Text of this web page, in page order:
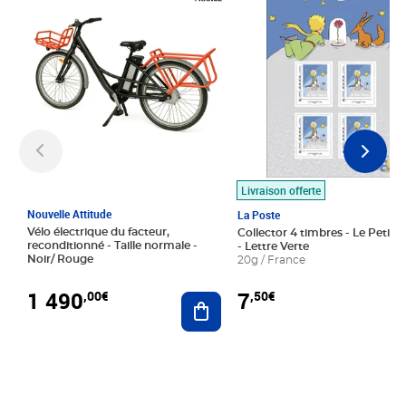
Nouvelle Attitude
Vélo électrique du facteur,
reconditionné - Taille normale -
Noir/ Rouge
1 490,00€ Ajouter au panier
Livraison offerte
La Poste
Collector 4 timbres - Le Petit
- Lettre Verte
20g / France
7,50€